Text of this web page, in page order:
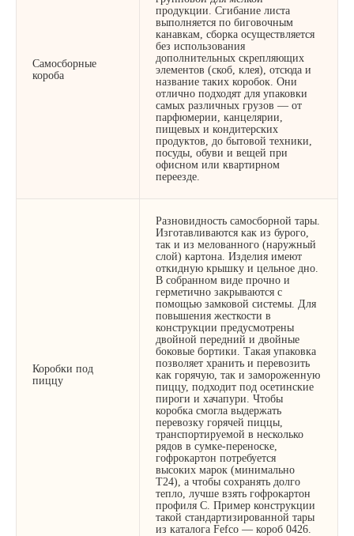
Самосборные
короба
продукции. Сгибание листа
выполняется по биговочным
канавкам, сборка осуществляется
без использования
дополнительных скрепляющих
элементов (скоб, клея), отсюда и
название таких коробок. Они
отлично подходят для упаковки
самых различных грузов — от
парфюмерии, канцелярии,
пищевых и кондитерских
продуктов, до бытовой техники,
посуды, обуви и вещей при
офисном или квартирном
переезде.
Коробки под
пиццу
Разновидность самосборной тары.
Изготавливаются как из бурого,
так и из мелованного (наружный
слой) картона. Изделия имеют
откидную крышку и цельное дно.
В собранном виде прочно и
герметично закрываются с
помощью замковой системы. Для
повышения жесткости в
конструкции предусмотрены
двойной передний и двойные
боковые бортики. Такая упаковка
позволяет хранить и перевозить
как горячую, так и замороженную
пиццу, подходит под осетинские
пироги и хачапури. Чтобы
коробка смогла выдержать
перевозку горячей пиццы,
транспортируемой в несколько
рядов в сумке-переноске,
гофрокартон потребуется
высоких марок (минимально
Т24), а чтобы сохранять долго
тепло, лучше взять гофрокартон
профиля С. Пример конструкции
такой стандартизированной тары
из каталога Fefco — короб 0426.